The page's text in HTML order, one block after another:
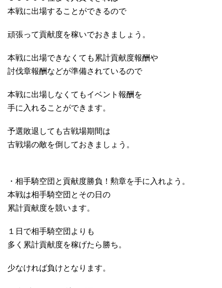
本戦に出場することができるので
頑張って貢献度を稼いでおきましょう。
本戦に出場できなくても累計貢献度報酬や
討伐章報酬などが準備されているので
本戦に出場しなくてもイベント報酬を
手に入れることができます。
予選敗退しても古戦場期間は
古戦場の敵を倒しておきましょう。
・相手騎空団と貢献度勝負！勲章を手に入れよう。
本戦は相手騎空団とその日の
累計貢献度を競います。
１日で相手騎空団よりも
多く累計貢献度を稼げたら勝ち。
少なければ負けとなります。